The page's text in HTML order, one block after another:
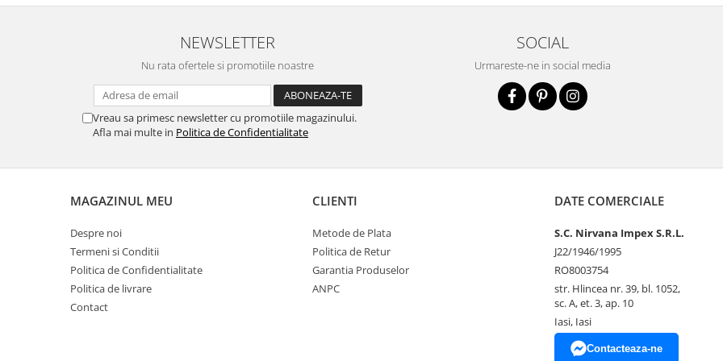
NEWSLETTER
Nu rata ofertele si promotiile noastre
Vreau sa primesc newsletter cu promotiile magazinului.
Afla mai multe in Politica de Confidentialitate
SOCIAL
Urmareste-ne in social media
MAGAZINUL MEU
Despre noi
Termeni si Conditii
Politica de Confidentialitate
Politica de livrare
Contact
CLIENTI
Metode de Plata
Politica de Retur
Garantia Produselor
ANPC
DATE COMERCIALE
S.C. Nirvana Impex S.R.L.
J22/1946/1995
RO8003754
str. Hlincea nr. 39, bl. 1052,
sc. A, et. 3, ap. 10
Iasi, Iasi
Contacteaza-ne